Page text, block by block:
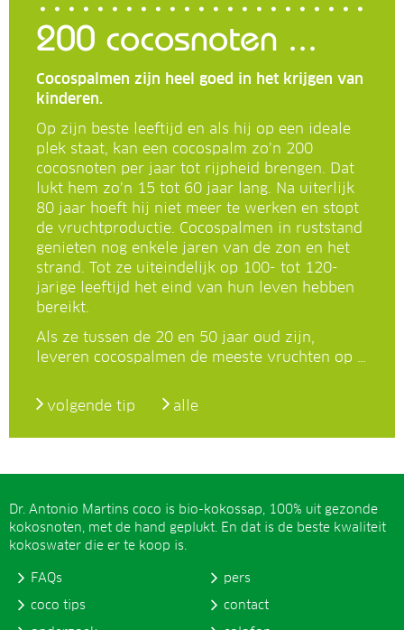
200 cocosnoten ...
Cocospalmen zijn heel goed in het krijgen van
kinderen.
Op zijn beste leeftijd en als hij op een ideale
plek staat, kan een cocospalm zo’n 200
cocosnoten per jaar tot rijpheid brengen. Dat
lukt hem zo’n 15 tot 60 jaar lang. Na uiterlijk
80 jaar hoeft hij niet meer te werken en stopt
de vruchtproductie. Cocospalmen in ruststand
genieten nog enkele jaren van de zon en het
strand. Tot ze uiteindelijk op 100- tot 120-
jarige leeftijd het eind van hun leven hebben
bereikt.
Als ze tussen de 20 en 50 jaar oud zijn,
leveren cocospalmen de meeste vruchten op …
volgende tip alle
Dr. Antonio Martins coco is bio-kokossap, 100% uit gezonde
kokosnoten, met de hand geplukt. En dat is de beste kwaliteit
kokoswater die er te koop is.
FAQs
coco tips
pers
contact